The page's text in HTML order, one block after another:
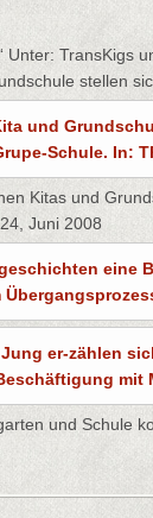
Unter: TransKigs
stellen
und
Schule. In:
Kitas und
Juni 2008
eine
er-zählen
mit
und Schule